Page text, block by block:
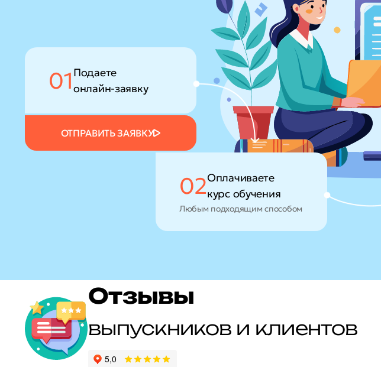
01 Подаете
онлайн-заявку
ОТПРАВИТЬ ЗАЯВКУ
02Оплачиваете
курс обучения
Любым подходящим способом
Отзывы
выпускников и клиентов